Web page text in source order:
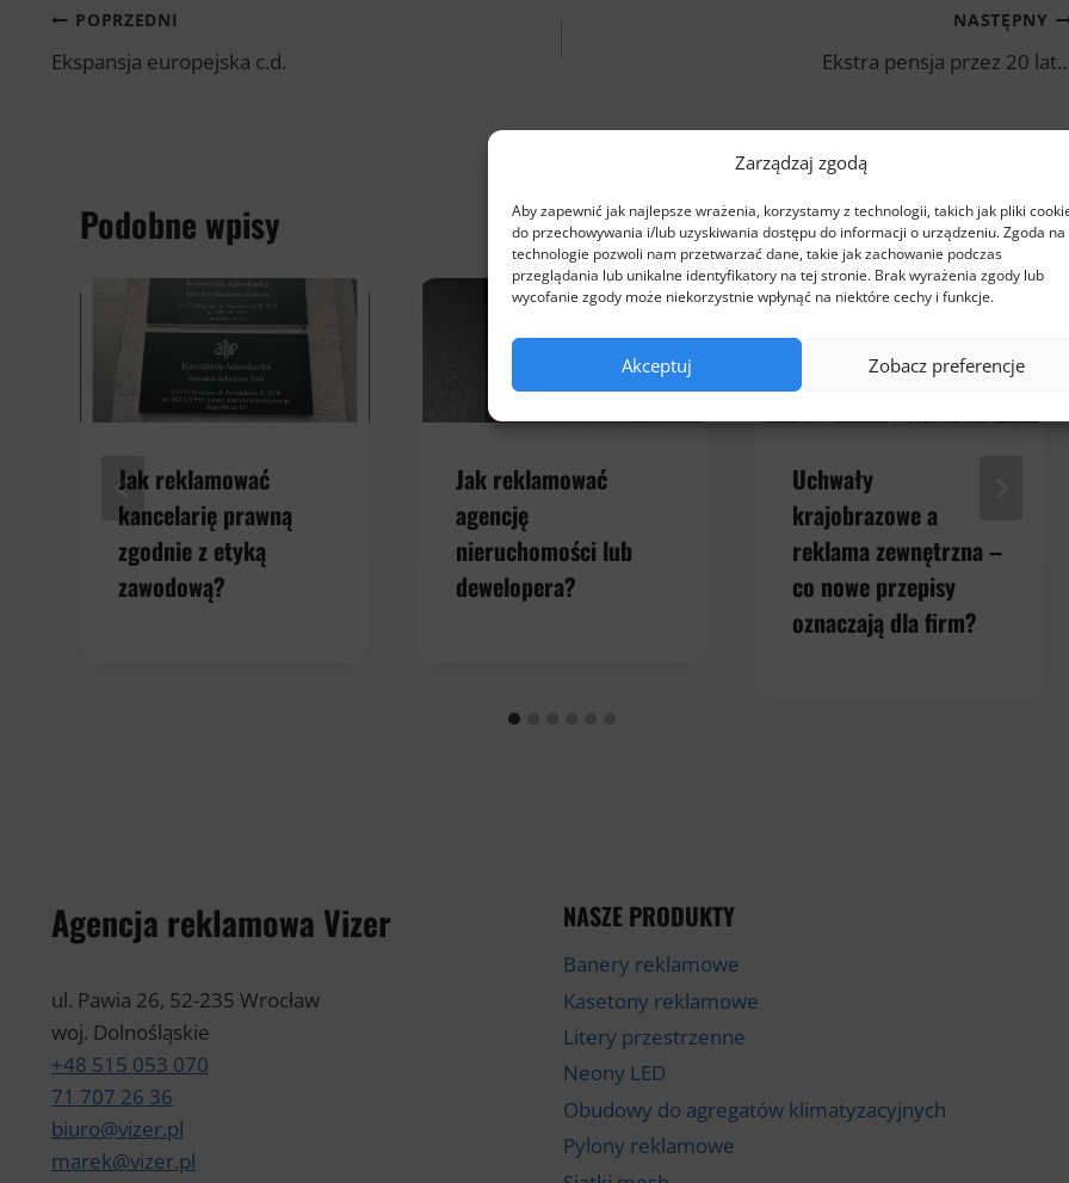
Zarządzaj zgodą
Aby zapewnić jak najlepsze wrażenia, korzystamy z technologii, takich jak pliki
do przechowywania i/lub uzyskiwania dostępu do informacji o urządzeniu. Zgoda na
technologie pozwoli nam przetwarzać dane, takie jak zachowanie podczas
przeglądania lub unikalne identyfikatory na tej stronie. Brak wyrażenia zgody lub
wycofanie zgody może niekorzystnie wpłynąć na niektóre cechy i funkcje.
Akceptuj Zobacz preferencje
Nawigacja
wpisu
POPRZEDNI
Ekspansja europejska c.d.
NASTĘPNY
Ekstra pensja przez 20
Podobne wpisy
Jak reklamować
kancelarię prawną
zgodnie z etyką
zawodową?
Jak reklamować
agencję
nieruchomości lub
dewelopera?
Uchwały
krajobrazowe a
reklama zewnętrzna –
co nowe przepisy
oznaczają dla firm?
Agencja reklamowa Vizer
ul. Pawia 26, 52-235 Wrocław
woj. Dolnośląskie
+48 515 053 070
71 707 26 36
biuro@vizer.pl
marek@vizer.pl
NASZE PRODUKTY
Banery reklamowe
Kasetony reklamowe
Litery przestrzenne
Neony LED
Obudowy do agregatów klimatyzacyjnych
Pylony reklamowe